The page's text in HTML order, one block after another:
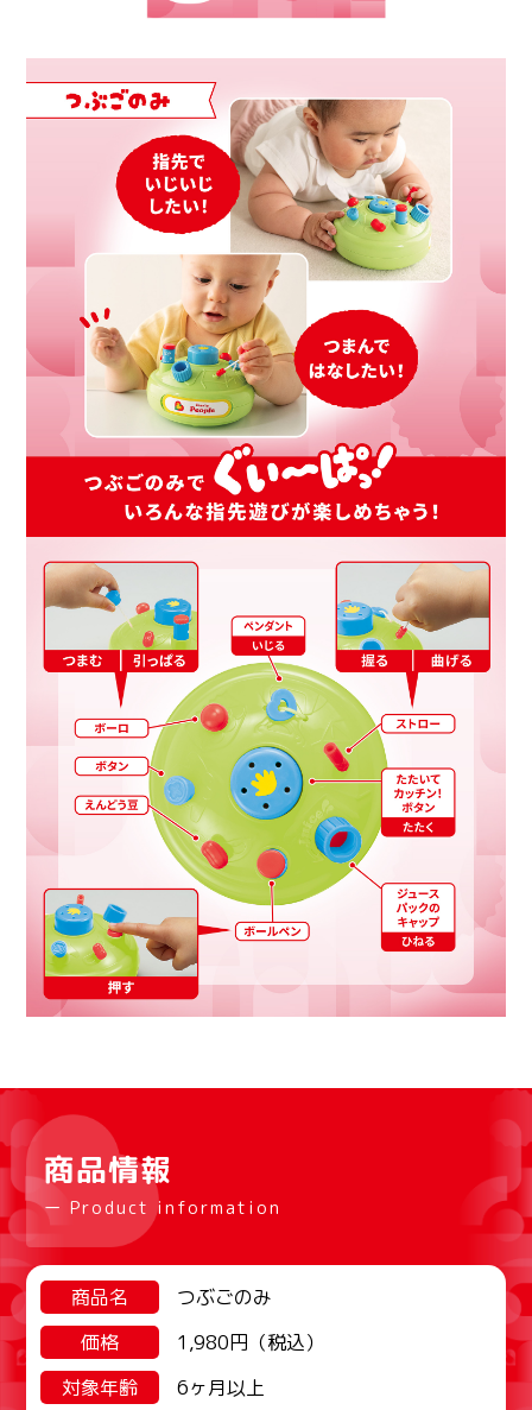
商品情報
ー Product information
商品名
つぶごのみ
価格
1,980円（税込）
対象年齢
6ヶ月以上